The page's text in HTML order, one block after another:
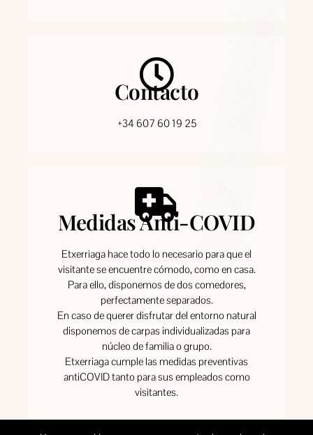
Contacto
+34 607 60 19 25
Medidas Anti-COVID
Etxerriaga hace todo lo necesario para que el
visitante se encuentre cómodo, como en casa.
Para ello, disponemos de dos comedores,
perfectamente separados.
En caso de querer disfrutar del entorno natural
disponemos de carpas individualizadas para
núcleo de familia o grupo.
Etxerriaga cumple las medidas preventivas
antiCOVID tanto para sus empleados como
visitantes.